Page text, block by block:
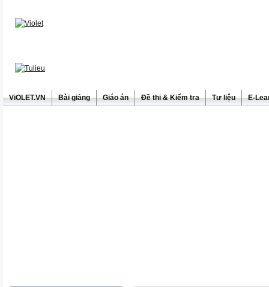
ViOLET.VN Bài giảng Giáo án Đề thi & Kiểm tra Tư liệu E-